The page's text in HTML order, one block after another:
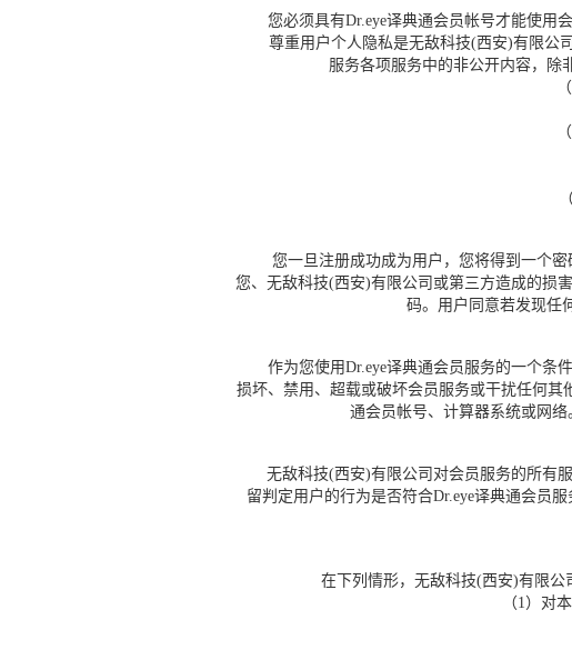
您必须具有Dr.eye译典通会员帐号才能使用会
尊重用户个人隐私是无敌科技(西安)有限公司
服务各项服务中的非公开内容，除
您一旦注册成功成为用户，您将得到一个密
您、无敌科技(西安)有限公司或第三方造成的损
码。用户同意若发现任
作为您使用Dr.eye译典通会员服务的一个条件
损坏、禁用、超载或破坏会员服务或干扰任何其
通会员帐号、计算器系统或网
无敌科技(西安)有限公司对会员服务的所有服
留判定用户的行为是否符合Dr.eye译典通会员
在下列情形，无敌科技(西安)有限公司
（1）对